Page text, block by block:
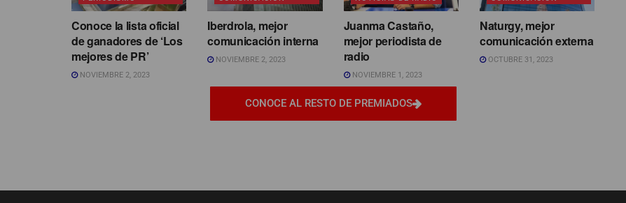
Conoce la lista oficial
de ganadores de ‘Los
mejores de PR’
NOVIEMBRE 2, 2023
Iberdrola, mejor
comunicación interna
NOVIEMBRE 2, 2023
Juanma Castaño,
mejor periodista de
radio
NOVIEMBRE 1, 2023
Naturgy, mejor
comunicación externa
OCTUBRE 31, 2023
CONOCE AL RESTO DE PREMIADOS